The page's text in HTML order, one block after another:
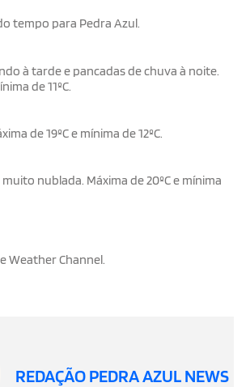
tempo para Pedra Azul.
à tarde e pancadas de chuva à noite.
de 11ºC.
de 19ºC e mínima de 12ºC.
nublada. Máxima de 20ºC e mínima
Weather Channel.
REDAÇÃO PEDRA AZUL NEWS